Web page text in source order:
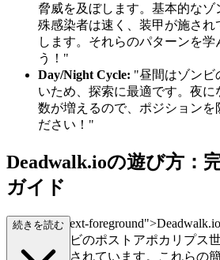
脅威を及ぼします。基本的な
殊感染者は速く、装甲が施され
します。それらのパターンを学
う！"
Day/Night Cycle: "昼間はゾンビ
いため、探索に最適です。夜
数が増えるので、ポジションを
ださい！"
Deadwalk.ioの遊び方：
ガイド
lass="mb-4 text-
ドは、ゾンビのポストアポカリプス
ように設計されています。これらの
続きを読む